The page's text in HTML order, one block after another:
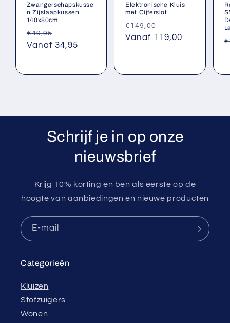
Zwangerschapskusse
n Zijslaapkussen
140x80cm
Normale
prijs
€49,95
Aanbiedingsprijs
Vanaf 34,95
Elektronische Kluis
met Cijferslot
Normale
prijs
€149,00
Vanaf 119,00
Schrijf je in op onze
nieuwsbrief
Krijg 10% korting en ben als eerste op de
hoogte van aanbiedingen en nieuwe producten
E‑mail
Categorieën
Kluizen
Stofzuigers
Wonen